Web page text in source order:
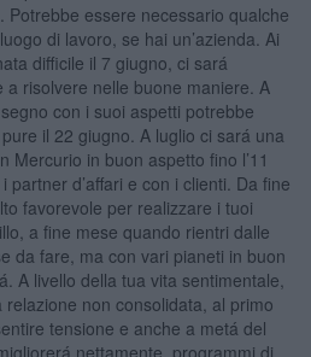
Potrebbe essere necessario qualche
di lavoro, se hai un’azienda. Ai
difficile il 7 giugno, ci sará
risolvere nelle buone maniere. A
con i suoi aspetti potrebbe
il 22 giugno. A luglio ci sará una
Mercurio in buon aspetto fino l’11
partner d’affari e con i clienti. Da fine
favorevole per realizzare i tuoi
a fine mese quando rientri dalle
da fare, ma con vari pianeti in buon
A livello della tua vita sentimentale,
non consolidata, al primo
tensione e anche a metá del
nettamente, programmi di